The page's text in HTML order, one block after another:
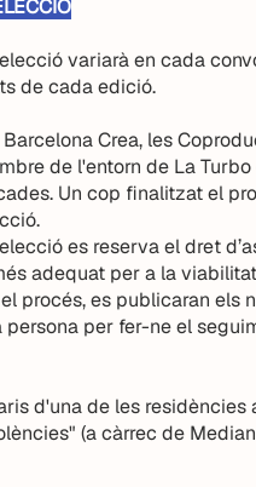
variarà en cada
de cada edició.
Crea, les
de l'entorn de La
Un cop finalitzat el
es reserva el dret
adequat per a la
procés, es publicaran els
persona per fer-ne el
d'una de les
(a càrrec de